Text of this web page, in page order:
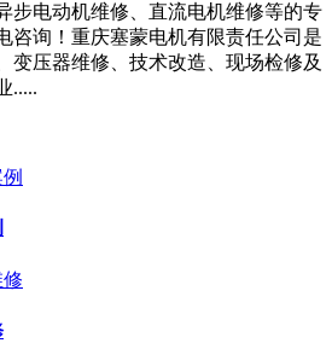
步电动机维修、直流电机维修等的专
咨询！重庆塞蒙电机有限责任公司是
变压器维修、技术改造、现场检修及
.....